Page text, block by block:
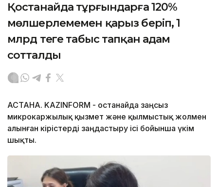
Қостанайда тұрғындарға 120%
мөлшерлемемен қарыз беріп, 1
млрд теңге табыс тапқан адам
сотталды
АСТАНА. KAZINFORM - Қостанайда заңсыз
микрокаржылық қызмет және қылмыстық жолмен
алынған кірістерді заңдастыру ісі бойынша үкім
шықты.